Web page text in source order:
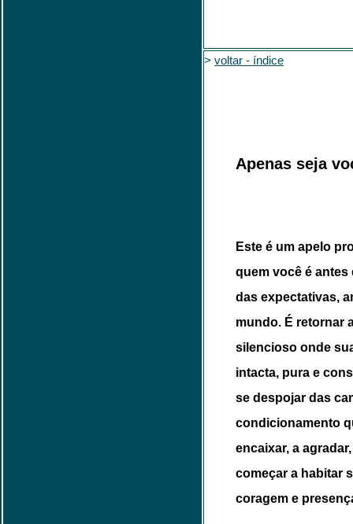
> voltar - índice
Apenas seja
Este é um apelo
quem você é antes
das expectativas,
mundo. É retornar
silencioso onde
intacta, pura e
se despojar das
condicionamento
encaixar, a
começar a habitar
coragem e